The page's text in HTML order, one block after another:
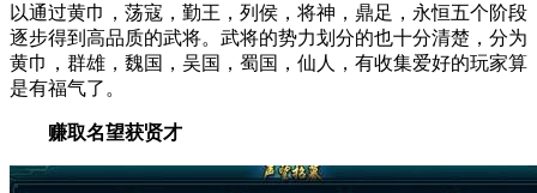
以通过黄巾，荡寇，勤王，列侯，将神，鼎足，永恒五个阶段
逐步得到高品质的武将。武将的势力划分的也十分清楚，分为
黄巾，群雄，魏国，吴国，蜀国，仙人，有收集爱好的玩家算
是有福气了。
赚取名望获贤才